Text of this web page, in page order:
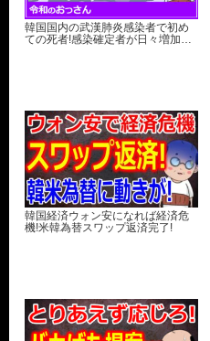
韓国国内の武漢肺炎感染者で初め
ての死者!感染確定者が日々増加…
韓国経済ウォン安になれば経済危
機!米韓為替スワップ返済完了!